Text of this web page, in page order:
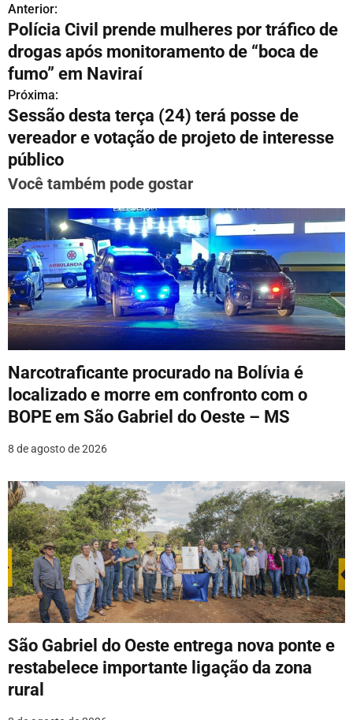
N
a
v
e
g
a
ç
o
d
e
P
o
s
Anterior:
Polícia Civil prende mulheres por tráfico de
drogas após monitoramento de “boca de
fumo” em Naviraí
Próxima:
Sessão desta terça (24) terá posse de
vereador e votação de projeto de interesse
público
Você também pode gostar
Narcotraficante procurado na Bolívia é
localizado e morre em confronto com o
BOPE em São Gabriel do Oeste – MS
8 de agosto de 2026
São Gabriel do Oeste entrega nova ponte e
restabelece importante ligação da zona
rural